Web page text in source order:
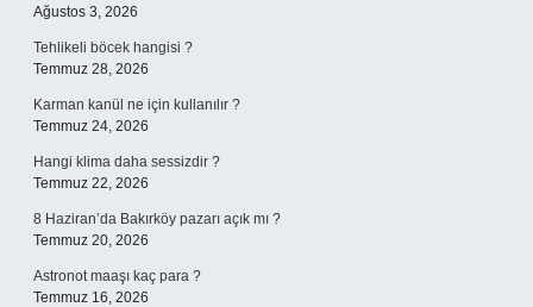
Ağustos 3, 2026
Tehlikeli böcek hangisi ?
Temmuz 28, 2026
Karman kanül ne için kullanılır ?
Temmuz 24, 2026
Hangi klima daha sessizdir ?
Temmuz 22, 2026
8 Haziran’da Bakırköy pazarı açık mı ?
Temmuz 20, 2026
Astronot maaşı kaç para ?
Temmuz 16, 2026